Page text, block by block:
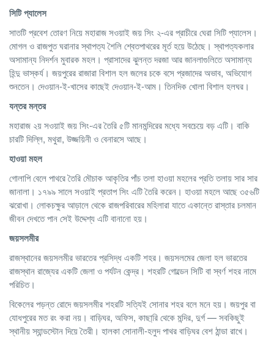
সিটিপ্যালেস
সাতটি প্রবেশ তোরণ নিয়ে মহারাজ সওয়াই জয় সিং ২-এর প্রাচীরে ঘেরা সিটি প্যালেস।
মোগল ও রাজপুত ঘরানার স্থাপত্য শৈলি শ্বেতপাথরের মূর্ত হয়ে উঠেছে। স্থাপত্যকলার
অসামান্য নিদর্শন মুবারক মহল। প্রাসাদের ঝুলন্ত দরজা আর জানলাগুলিতে অসামান্য
হিন্দু ভাস্কর্য। জয়পুরের রাজারা বিশাল হল জলের চকে বসে প্রজাদের অভাব, অভিযোগ
শুনতেন। দেওয়ান-ই-খাসের কাছেই দেওয়ান-ই-আম। তিনদিক খোলা বিশাল হলঘর।
যন্তরমন্তর
মহারাজ ২য় সওয়াই জয় সিং-এর তৈরি ৫টি মানমন্দিরের মধ্যে সবচেয়ে বড় এটি। বাকি
চারটি দিল্লি, মথুরা, উজ্জয়িনী ও বেনারসে আছে।
হাওয়ামহল
গোলাপি বেলে পাথরে তৈরি মৌচাক আকৃতির পাঁচ তলা হাওয়া মহলের প্রতি তলায় সার সার
জানালা। ১৭৯৯ সালে সওয়াই প্রতাপ সিং এটি তৈরি করেন। হাওয়া মহলে আছে ৩৫৬টি
ঝরোখা। লোকচক্ষুর আড়ালে থেকে রাজপরিবারের মহিলারা যাতে একান্তে রাস্তার চলমান
জীবন দেখতে পান সেই উদ্দেশ্য এটি বানানো হয়।
জয়সলমীর
রাজস্থানের জয়সলমীর ভারতের প্রসিদ্ধ একটি শহর। জয়সলমের জেলা হল ভারতের
রাজস্থান রাজ্যের একটি জেলা ও পর্যটন কেন্দ্র। শহরটি গোল্ডেন সিটি বা স্বর্ণ শহর নামে
পরিচিত।
বিকেলের পড়ন্ত রোদে জয়সলমীর শহরটি সত্যিই সোনার শহর বলে মনে হয়। জয়পুর বা
যোধপুরের মত রং করা নয়। বাড়িঘর, অফিস, কাছা্রি থেকে মন্দির, দুর্গ — সবকিছুই
স্থানীয় স্যান্ডস্টোন দিয়ে তৈরী। হালকা সোনালী-হলুদ পাথর বাড়িঘর বেশ ঠান্ডা রাখে।